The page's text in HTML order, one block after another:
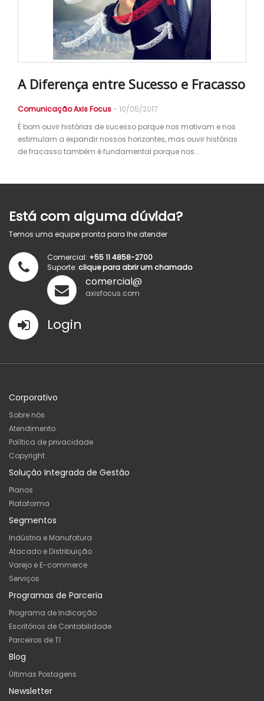
A Diferença entre Sucesso e Fracasso
Comunicação Axis Focus- 10/05/2017
É bom ouvir histórias de sucesso porque nos motivam e nos
estimulam a expandir nossos horizontes, mas ouvir histórias
de fracasso também é fundamental porque nos...
Está com alguma dúvida?
Temos uma equipe pronta para lhe atender
Comercial: +55 11 4858-2700
Suporte: clique para abrir um chamado
comercial@
axisfocus.com
Login
Corporativo
Sobre nós
Atendimento
Política de privacidade
Copyright
Solução Integrada de Gestão
Planos
Plataforma
Segmentos
Indústria e Manufatura
Atacado e Distribuição
Varejo e E-commerce
Serviços
Programas de Parceria
Programa de Indicação
Escritórios de Contabilidade
Parceiros de TI
Blog
Últimas Postagens
Newsletter